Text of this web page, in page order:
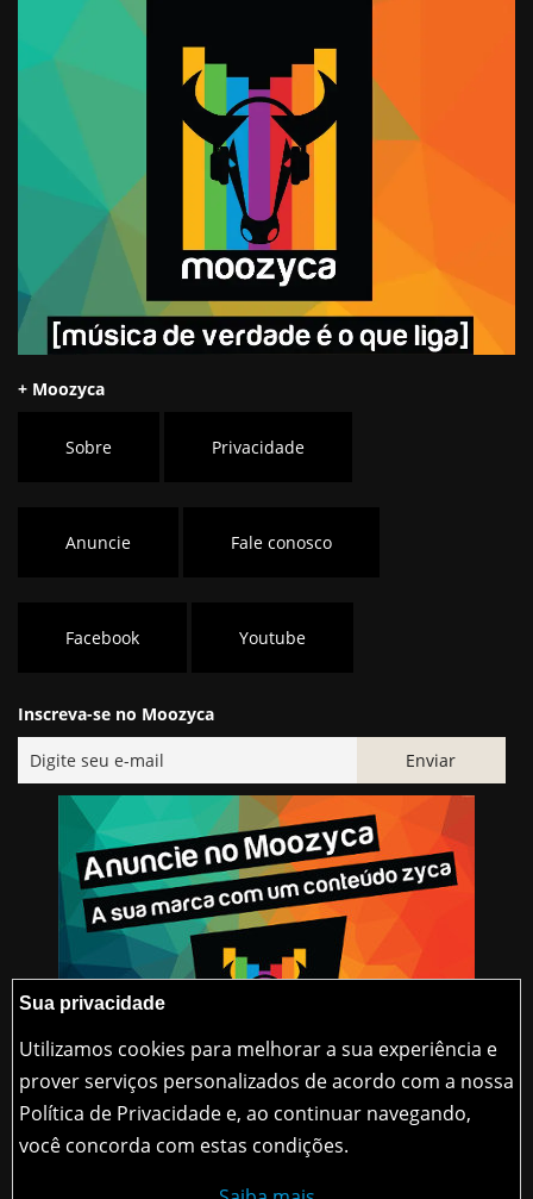
+ Moozyca
Sobre Privacidade
Anuncie Fale conosco
Facebook Youtube
Inscreva-se no Moozyca
@2015-2026 Moozyca
Sua privacidade
Utilizamos cookies para melhorar a sua experiência e
prover serviços personalizados de acordo com a nossa
Política de Privacidade e, ao continuar navegando,
você concorda com estas condições.